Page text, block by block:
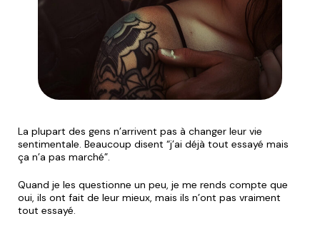
La plupart des gens n’arrivent pas à changer leur vie
sentimentale. Beaucoup disent “j’ai déjà tout essayé mais
ça n’a pas marché”.
Quand je les questionne un peu, je me rends compte que
oui, ils ont fait de leur mieux, mais ils n’ont pas vraiment
tout essayé.